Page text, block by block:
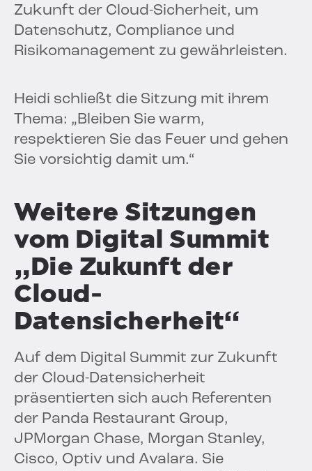
Zukunft der Cloud-Sicherheit, um
Datenschutz, Compliance und
Risikomanagement zu gewährleisten.
Heidi schließt die Sitzung mit ihrem
Thema: „Bleiben Sie warm,
respektieren Sie das Feuer und gehen
Sie vorsichtig damit um.“
Weitere Sitzungen
vom Digital Summit
„Die Zukunft der
Cloud-
Datensicherheit“
Auf dem Digital Summit zur Zukunft
der Cloud-Datensicherheit
präsentierten sich auch Referenten
der Panda Restaurant Group,
JPMorgan Chase, Morgan Stanley,
Cisco, Optiv und Avalara. Sie